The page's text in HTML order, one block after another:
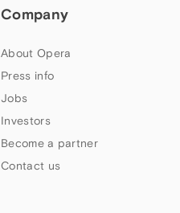
Company
About Opera
Press info
Jobs
Investors
Become a partner
Contact us